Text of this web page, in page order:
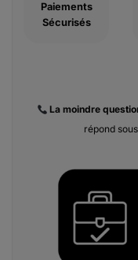
Paiements
Sécurisés
La moindre
répond